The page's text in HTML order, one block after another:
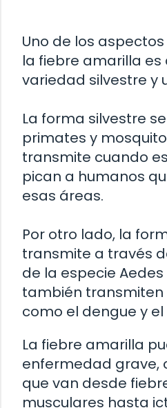
Uno de los
la fiebre amarilla es
variedad silvestre y
La forma silvestre
primates y
transmite cuando
pican a humanos
esas áreas.
Por otro lado, la
transmite a través
de la especie
también
como el dengue y el
La fiebre amarilla
enfermedad grave,
que van desde
musculares hasta